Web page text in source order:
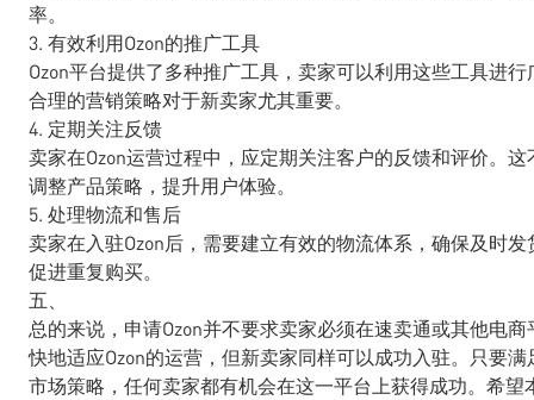
率。
3. 有效利用Ozon的推广工具
Ozon平台提供了多种推广工具，卖家可以利用这些工具进
合理的营销策略对于新卖家尤其重要。
4. 定期关注反馈
卖家在Ozon运营过程中，应定期关注客户的反馈和评价。
调整产品策略，提升用户体验。
5. 处理物流和售后
卖家在入驻Ozon后，需要建立有效的物流体系，确保及时
促进重复购买。
五、
总的来说，申请Ozon并不要求卖家必须在速卖通或其他电
快地适应Ozon的运营，但新卖家同样可以成功入驻。只要
市场策略，任何卖家都有机会在这一平台上获得成功。希